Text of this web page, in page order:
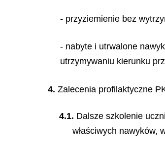
- przyziemienie bez
- nabyte i utrwalone
utrzymywaniu kierunku
4. Zalecenia profilaktyczne
4.1. Dalsze szkolenie
właściwych nawyków,